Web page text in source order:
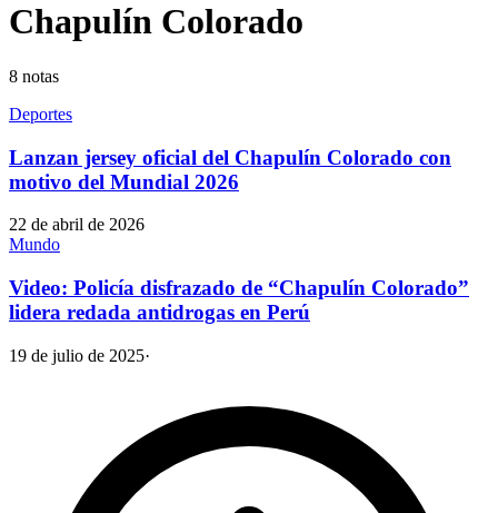
Chapulín Colorado
8 notas
Deportes
Lanzan jersey oficial del Chapulín Colorado con
motivo del Mundial 2026
22 de abril de 2026
Mundo
Video: Policía disfrazado de “Chapulín Colorado”
lidera redada antidrogas en Perú
19 de julio de 2025·